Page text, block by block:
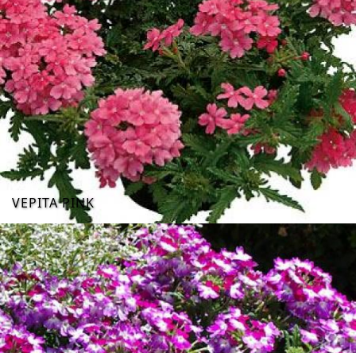
VEPITA PINK